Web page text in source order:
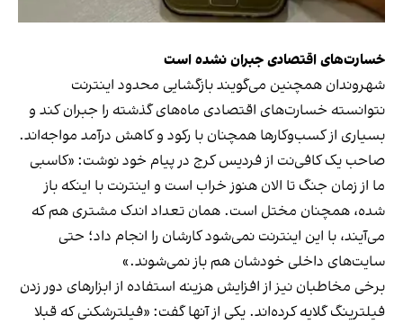
خسارت‌های اقتصادی جبران نشده است
شهروندان همچنین می‌گویند بازگشایی محدود اینترنت
نتوانسته خسارت‌های اقتصادی ماه‌های گذشته را جبران کند و
بسیاری از کسب‌وکارها همچنان با رکود و کاهش درآمد مواجه‌اند.
صاحب یک کافی‌نت‌ از فردیس کرج در پیام خود نوشت: «کاسبی
ما از زمان جنگ تا الان هنوز خراب است و اینترنت با اینکه باز
شده، همچنان مختل است. همان تعداد اندک مشتری هم که
می‌آیند، با این اینترنت نمی‌شود کارشان را انجام داد؛ حتی
سایت‌های داخلی خودشان هم باز نمی‌شوند.»
برخی مخاطبان نیز از افزایش هزینه استفاده از ابزارهای دور زدن
فیلترینگ گلایه کرده‌اند. یکی از آنها گفت: «فیلترشکنی که قبلا